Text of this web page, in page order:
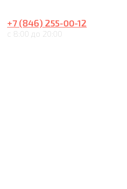
+7 (846) 255-00-12
с 8:00 до 20:00